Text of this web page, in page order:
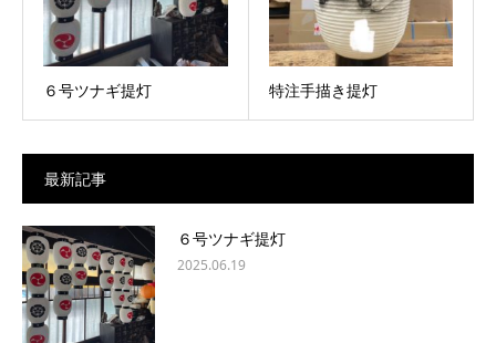
６号ツナギ提灯 特注手描き提灯
最新記事
６号ツナギ提灯
2025.06.19